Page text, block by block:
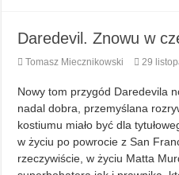
Daredevil. Znowu w
Tomasz Miecznikowski 29
Nowy tom przygód Daredevila
nadal dobra, przemyślana
kostiumu miało być dla
w życiu po powrocie z San
rzeczywiście, w życiu Matta